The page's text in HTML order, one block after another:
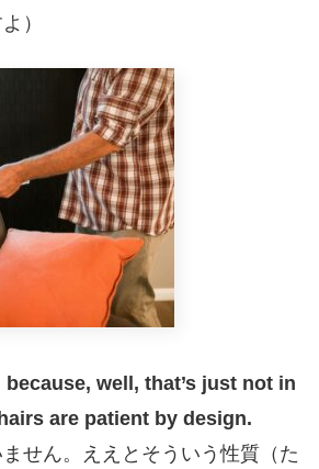
）
well, that’s just not in
are patient by design.
ません。ええとそういう性質（た